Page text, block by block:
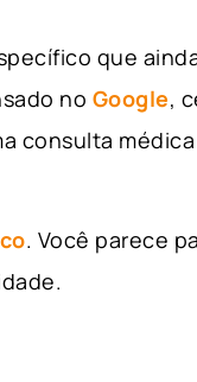
que
no Google,
consulta
. Você parece